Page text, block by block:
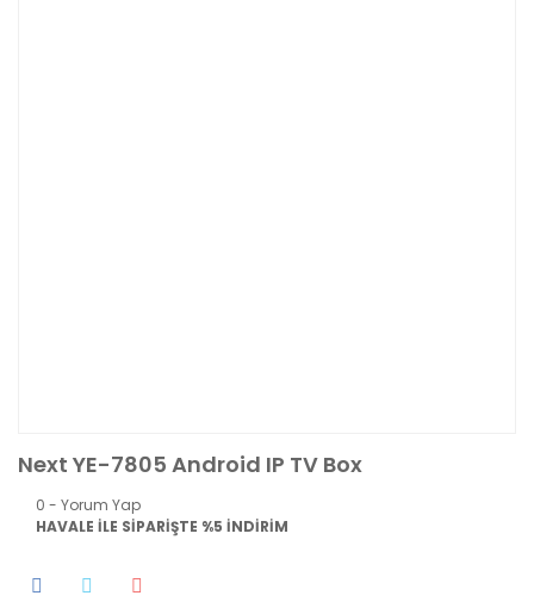
Next YE-7805 Android IP TV Box
0 - Yorum Yap
HAVALE İLE SİPARİŞTE %5 İNDİRİM